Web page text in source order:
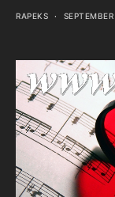
RAPEKS